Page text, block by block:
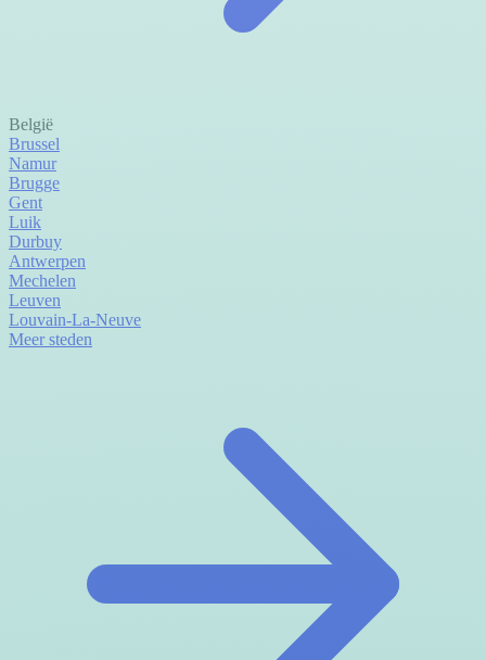
België
Brussel
Namur
Brugge
Gent
Luik
Durbuy
Antwerpen
Mechelen
Leuven
Louvain-La-Neuve
Meer steden